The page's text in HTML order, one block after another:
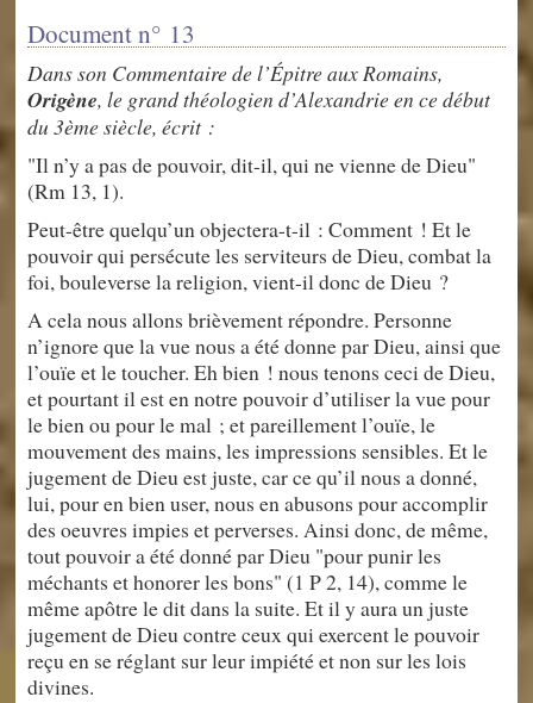
Document n° 13
Dans son Commentaire de l’Épitre aux Romains,
Origène, le grand théologien d’Alexandrie en ce début
du 3ème siècle, écrit :
"Il n’y a pas de pouvoir, dit-il, qui ne vienne de Dieu"
(Rm 13, 1).
Peut-être quelqu’un objectera-t-il : Comment ! Et le
pouvoir qui persécute les serviteurs de Dieu, combat la
foi, bouleverse la religion, vient-il donc de Dieu ?
A cela nous allons brièvement répondre. Personne
n’ignore que la vue nous a été donne par Dieu, ainsi que
l’ouïe et le toucher. Eh bien ! nous tenons ceci de Dieu,
et pourtant il est en notre pouvoir d’utiliser la vue pour
le bien ou pour le mal ; et pareillement l’ouïe, le
mouvement des mains, les impressions sensibles. Et le
jugement de Dieu est juste, car ce qu’il nous a donné,
lui, pour en bien user, nous en abusons pour accomplir
des oeuvres impies et perverses. Ainsi donc, de même,
tout pouvoir a été donné par Dieu "pour punir les
méchants et honorer les bons" (1 P 2, 14), comme le
même apôtre le dit dans la suite. Et il y aura un juste
jugement de Dieu contre ceux qui exercent le pouvoir
reçu en se réglant sur leur impiété et non sur les lois
divines.